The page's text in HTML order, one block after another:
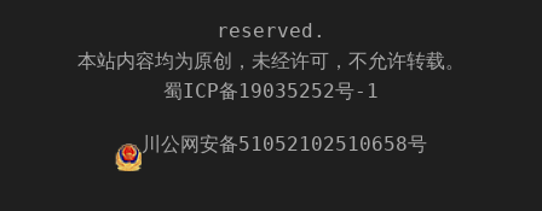
reserved.
本站内容均为原创，未经许可，不允许转载。
蜀ICP备19035252号-1
川公网安备51052102510658号